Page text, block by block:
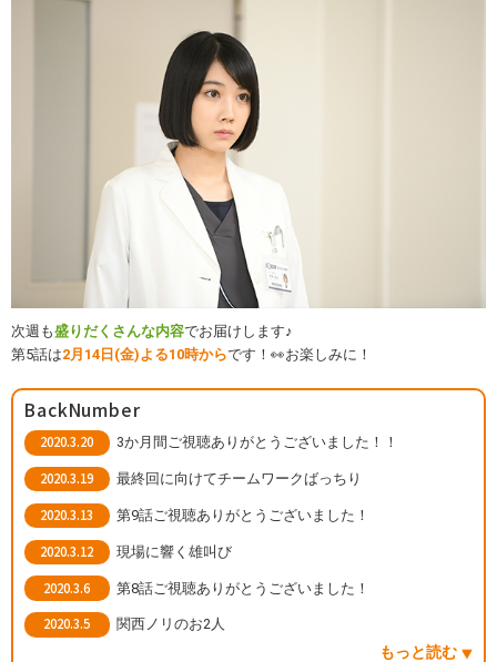
次週も盛りだくさんな内容でお届けします♪
第5話は2月14日(金)よる10時からです！👀お楽しみに！
BackNumber
2020.3.20 3か月間ご視聴ありがとうございました！！
2020.3.19 最終回に向けてチームワークばっちり
2020.3.13 第9話ご視聴ありがとうございました！
2020.3.12 現場に響く雄叫び
2020.3.6 第8話ご視聴ありがとうございました！
2020.3.5 関西ノリのお2人
もっと読む